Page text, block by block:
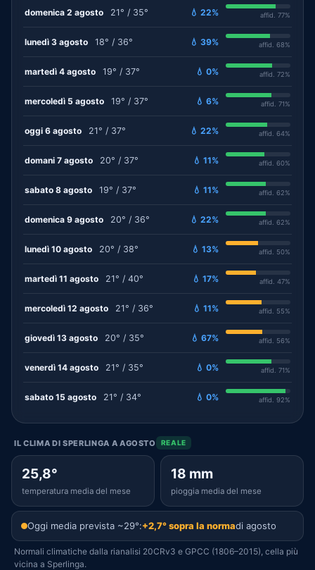
domenica 2 agosto 21° / 35° 💧 22% affid. 77%
lunedì 3 agosto 18° / 36° 💧 39% affid. 68%
martedì 4 agosto 19° / 37° 💧 0% affid. 72%
mercoledì 5 agosto 19° / 37° 💧 6% affid. 71%
oggi 6 agosto 21° / 37° 💧 22% affid. 64%
domani 7 agosto 20° / 37° 💧 11% affid. 60%
sabato 8 agosto 19° / 37° 💧 11% affid. 62%
domenica 9 agosto 20° / 36° 💧 22% affid. 62%
lunedì 10 agosto 20° / 38° 💧 13% affid. 50%
martedì 11 agosto 21° / 40° 💧 17% affid. 47%
mercoledì 12 agosto 21° / 36° 💧 11% affid. 55%
giovedì 13 agosto 20° / 35° 💧 67% affid. 56%
venerdì 14 agosto 21° / 35° 💧 0% affid. 71%
sabato 15 agosto 21° / 34° 💧 0% affid. 92%
IL CLIMA DI SPERLINGA A AGOSTO REALE
25,8°
temperatura media del mese
18 mm
pioggia media del mese
Oggi media prevista ~29°:+2,7° sopra la normadi agosto
Normali climatiche dalla rianalisi 20CRv3 e GPCC (1806–2015), cella più
vicina a Sperlinga.